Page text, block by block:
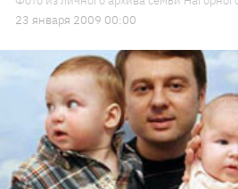
23 января 2009 00:00